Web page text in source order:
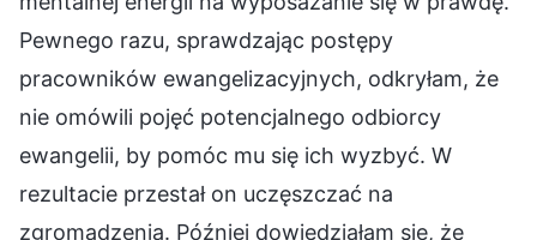
Pewnego razu, sprawdzając postępy
pracowników ewangelizacyjnych, odkryłam, że
nie omówili pojęć potencjalnego odbiorcy
ewangelii, by pomóc mu się ich wyzbyć. W
rezultacie przestał on uczęszczać na
zgromadzenia. Później dowiedziałam się, że